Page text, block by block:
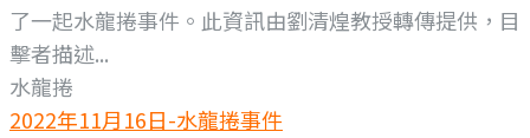
了一起水龍捲事件。此資訊由劉清煌教授轉傳提供，目
擊者描述...
水龍捲
2022年11月16日-水龍捲事件